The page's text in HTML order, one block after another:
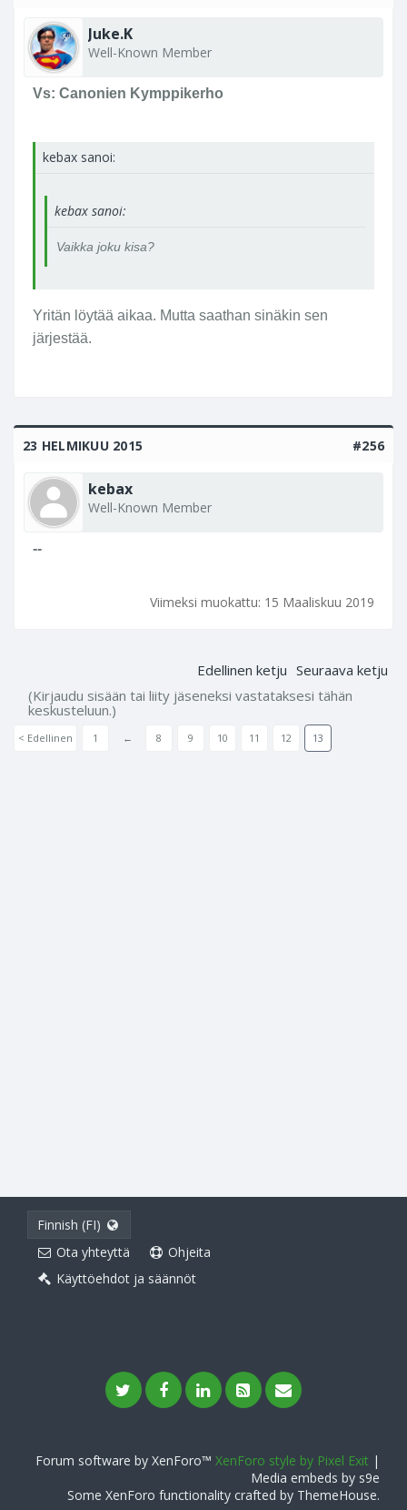
Juke.K
Well-Known Member
Vs: Canonien Kymppikerho
kebax sanoi:
kebax sanoi:
Vaikka joku kisa?
Yritän löytää aikaa. Mutta saathan sinäkin sen
järjestää.
23 HELMIKUU 2015 #256
kebax
Well-Known Member
--
Viimeksi muokattu: 15 Maaliskuu 2019
Edellinen ketju Seuraava ketju
(Kirjaudu sisään tai liity jäseneksi vastataksesi tähän
keskusteluun.)
< Edellinen 1 ← 8 9 10 11 12 13
Finnish (FI)
Ota yhteyttä
Ohjeita
Käyttöehdot ja säännöt
Forum software by XenForo™ XenForo style by Pixel Exit |
Media embeds by s9e
Some XenForo functionality crafted by ThemeHouse.